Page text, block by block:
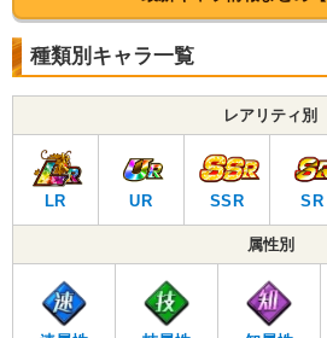
種類別キャラ一覧
レアリティ別
LR UR SSR SR
属性別